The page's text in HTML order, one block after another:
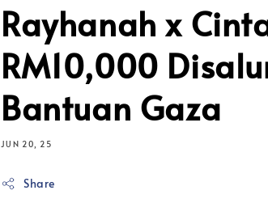
Rayhanah x
RM10,000
Bantuan Gaza
JUN 20, 25
Share